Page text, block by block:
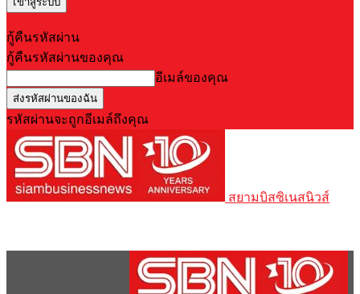
กู้คืนรหัสผ่าน
กู้คืนรหัสผ่านของคุณ
อีเมล์ของคุณ
รหัสผ่านจะถูกอีเมล์ถึงคุณ
สยามบิสซิเนสนิวส์